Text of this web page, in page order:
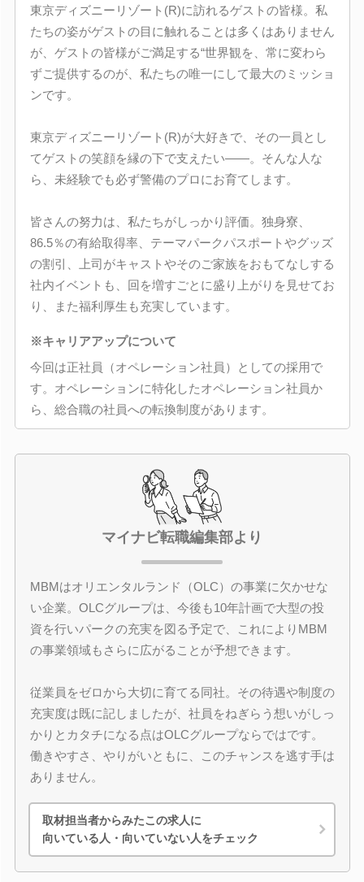
東京ディズニーリゾート(R)に訪れるゲストの皆様。私
たちの姿がゲストの目に触れることは多くはありません
が、ゲストの皆様がご満足する“世界観を、常に変わら
ずご提供するのが、私たちの唯一にして最大のミッショ
ンです。
東京ディズニーリゾート(R)が大好きで、その一員とし
てゲストの笑顔を縁の下で支えたい――。そんな人な
ら、未経験でも必ず警備のプロにお育てします。
皆さんの努力は、私たちがしっかり評価。独身寮、
86.5％の有給取得率、テーマパークパスポートやグッズ
の割引、上司がキャストやそのご家族をおもてなしする
社内イベントも、回を増すごとに盛り上がりを見せてお
り、また福利厚生も充実しています。
※キャリアアップについて
今回は正社員（オペレーション社員）としての採用で
す。オペレーションに特化したオペレーション社員か
ら、総合職の社員への転換制度があります。
マイナビ転職編集部より
MBMはオリエンタルランド（OLC）の事業に欠かせな
い企業。OLCグループは、今後も10年計画で大型の投
資を行いパークの充実を図る予定で、これによりMBM
の事業領域もさらに広がることが予想できます。
従業員をゼロから大切に育てる同社。その待遇や制度の
充実度は既に記しましたが、社員をねぎらう想いがしっ
かりとカタチになる点はOLCグループならではです。
働きやすさ、やりがいともに、このチャンスを逃す手は
ありません。
取材担当者からみたこの求人に
向いている人・向いていない人をチェック